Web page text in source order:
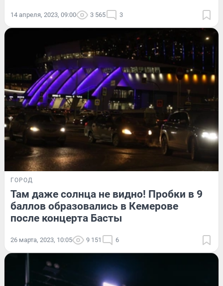
14 апреля, 2023, 09:00 3 565 3
ГОРОД
Там даже солнца не видно! Пробки в 9
баллов образовались в Кемерове
после концерта Басты
26 марта, 2023, 10:05 9 151 6